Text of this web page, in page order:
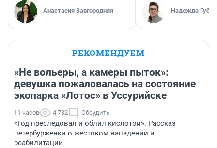
Анастасия Завгородняя Надежда
РЕКОМЕНДУЕМ
«Не вольеры, а камеры пыток»:
девушка пожаловалась на состояние
экопарка «Лотос» в Уссурийске
11 часов 4 732 Обсудить
«Год преследовал и облил кислотой». Рассказ
петербурженки о жестоком нападении и
реабилитации